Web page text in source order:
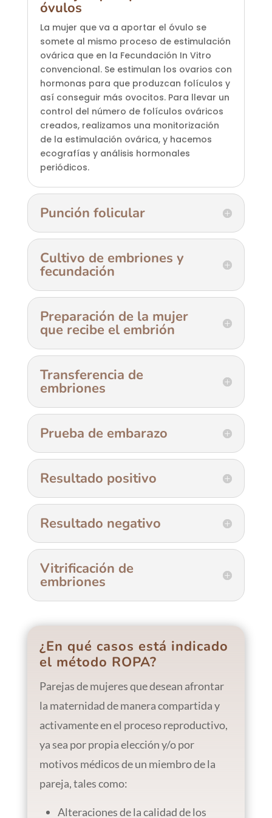
óvulos
La mujer que va a aportar el óvulo se
somete al mismo proceso de estimulación
ovárica que en la Fecundación In Vitro
convencional. Se estimulan los ovarios con
hormonas para que produzcan folículos y
así conseguir más ovocitos. Para llevar un
control del número de folículos ováricos
creados, realizamos una monitorización
de la estimulación ovárica, y hacemos
ecografías y análisis hormonales
periódicos.
Punción folicular
Cultivo de embriones y
fecundación
Preparación de la mujer
que recibe el embrión
Transferencia de
embriones
Prueba de embarazo
Resultado positivo
Resultado negativo
Vitrificación de
embriones
¿En qué casos está indicado
el método ROPA?
Parejas de mujeres que desean afrontar
la maternidad de manera compartida y
activamente en el proceso reproductivo,
ya sea por propia elección y/o por
motivos médicos de un miembro de la
pareja, tales como:
Alteraciones de la calidad de los